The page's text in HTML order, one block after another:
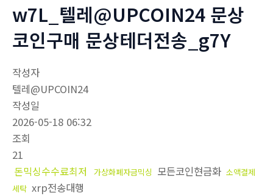
w7L_텔레@UPCOIN24 문상
코인구매 문상테더전송_g7Y
작성자
텔레@UPCOIN24
작성일
2026-05-18 06:32
조회
21
돈믹싱수수료최저
가상화폐자금믹싱 모든코인현금화 소액결제
세탁 xrp전송대행